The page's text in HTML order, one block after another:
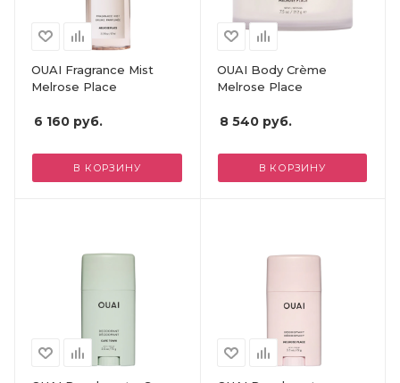
OUAI Fragrance Mist
Melrose Place
6 160 руб.
В КОРЗИНУ
OUAI Body Crème
Melrose Place
8 540руб.
В КОРЗИНУ